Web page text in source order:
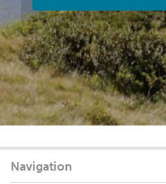
Navigation